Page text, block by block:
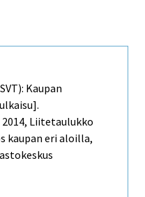
Kaupan
2014, Liitetaulukko
kaupan eri aloilla,